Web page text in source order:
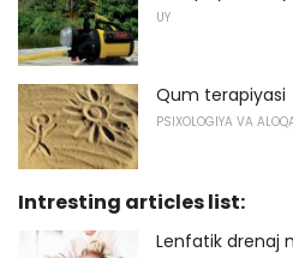
UY
Qum terapiyasi
PSIXOLOGIYA VA
Intresting articles list:
Lenfatik drenaj